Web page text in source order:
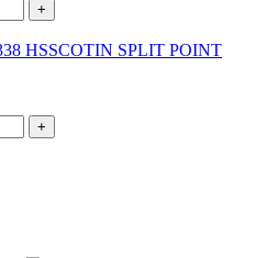
+
HSSCOTIN SPLIT POINT
+